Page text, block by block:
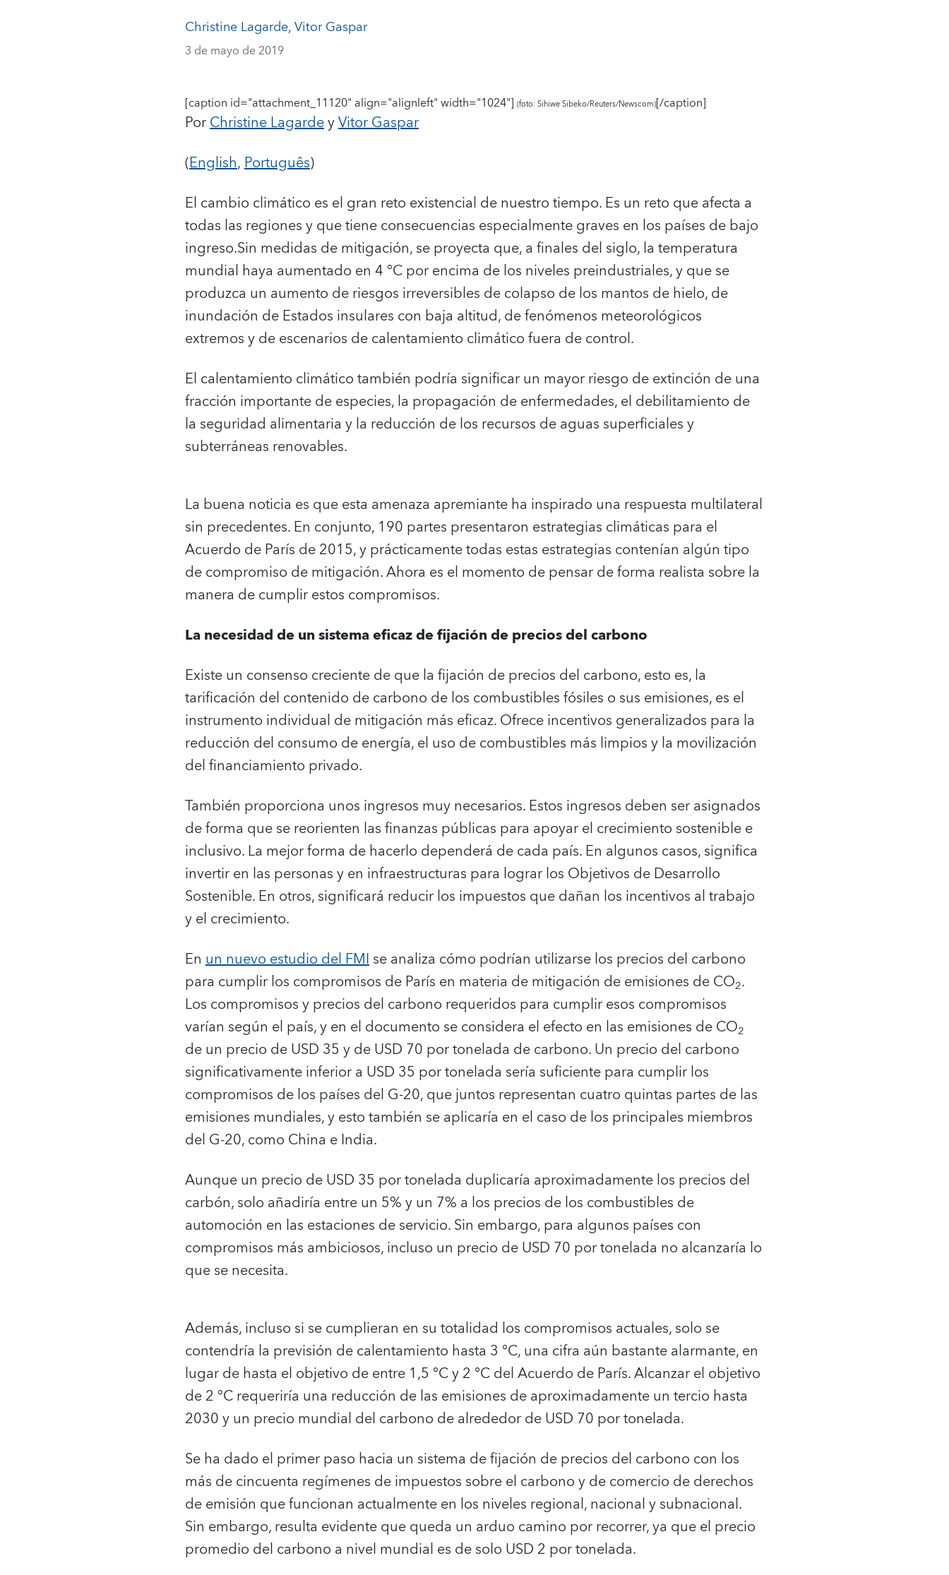
Christine Lagarde,Vitor Gaspar
3 de mayo de 2019
[caption id="attachment_11120" align="alignleft" width="1024"] (foto: Sihiwe Sibeko/Reuters/Newscom)[/caption]
PorChristine LagardeyVitor Gaspar
(English,Português)
El cambio climático es el gran reto existencial de nuestro tiempo. Es un reto que afecta a
todas las regiones y que tiene consecuencias especialmente graves en los países de bajo
ingreso.Sin medidas de mitigación, se proyecta que, a finales del siglo, la temperatura
mundial haya aumentado en 4 °C por encima de los niveles preindustriales, y que se
produzca un aumento de riesgos irreversibles de colapso de los mantos de hielo, de
inundación de Estados insulares con baja altitud, de fenómenos meteorológicos
extremos y de escenarios de calentamiento climático fuera de control.
El calentamiento climático también podría significar un mayor riesgo de extinción de una
fracción importante de especies, la propagación de enfermedades, el debilitamiento de
la seguridad alimentaria y la reducción de los recursos de aguas superficiales y
subterráneas renovables.
La buena noticia es que esta amenaza apremiante ha inspirado una respuesta multilateral
sin precedentes. En conjunto, 190 partes presentaron estrategias climáticas para el
Acuerdo de París de 2015, y prácticamente todas estas estrategias contenían algún tipo
de compromiso de mitigación. Ahora es el momento de pensar de forma realista sobre la
manera de cumplir estos compromisos.
La necesidad de un sistema eficaz de fijación de precios del carbono
Existe un consenso creciente de que la fijación de precios del carbono, esto es, la
tarificación del contenido de carbono de los combustibles fósiles o sus emisiones, es el
instrumento individual de mitigación más eficaz. Ofrece incentivos generalizados para la
reducción del consumo de energía, el uso de combustibles más limpios y la movilización
del financiamiento privado.
También proporciona unos ingresos muy necesarios. Estos ingresos deben ser asignados
de forma que se reorienten las finanzas públicas para apoyar el crecimiento sostenible e
inclusivo. La mejor forma de hacerlo dependerá de cada país. En algunos casos, significa
invertir en las personas y en infraestructuras para lograr los Objetivos de Desarrollo
Sostenible. En otros, significará reducir los impuestos que dañan los incentivos al trabajo
y el crecimiento.
En un nuevo estudio del FMIse analiza cómo podrían utilizarse los precios del carbono
para cumplir los compromisos de París en materia de mitigación de emisiones de CO2.
Los compromisos y precios del carbono requeridos para cumplir esos compromisos
varían según el país, y en el documento se considera el efecto en las emisiones de CO2
de un precio de USD 35 y de USD 70 por tonelada de carbono. Un precio del carbono
significativamente inferior a USD 35 por tonelada sería suficiente para cumplir los
compromisos de los países del G-20, que juntos representan cuatro quintas partes de las
emisiones mundiales, y esto también se aplicaría en el caso de los principales miembros
del G-20, como China e India.
Aunque un precio de USD 35 por tonelada duplicaría aproximadamente los precios del
carbón, solo añadiría entre un 5% y un 7% a los precios de los combustibles de
automoción en las estaciones de servicio. Sin embargo, para algunos países con
compromisos más ambiciosos, incluso un precio de USD 70 por tonelada no alcanzaría lo
que se necesita.
Además, incluso si se cumplieran en su totalidad los compromisos actuales, solo se
contendría la previsión de calentamiento hasta 3 °C, una cifra aún bastante alarmante, en
lugar de hasta el objetivo de entre 1,5 °C y 2 °C del Acuerdo de París. Alcanzar el objetivo
de 2 °C requeriría una reducción de las emisiones de aproximadamente un tercio hasta
2030 y un precio mundial del carbono de alrededor de USD 70 por tonelada.
Se ha dado el primer paso hacia un sistema de fijación de precios del carbono con los
más de cincuenta regímenes de impuestos sobre el carbono y de comercio de derechos
de emisión que funcionan actualmente en los niveles regional, nacional y subnacional.
Sin embargo, resulta evidente que queda un arduo camino por recorrer, ya que el precio
promedio del carbono a nivel mundial es de solo USD 2 por tonelada.